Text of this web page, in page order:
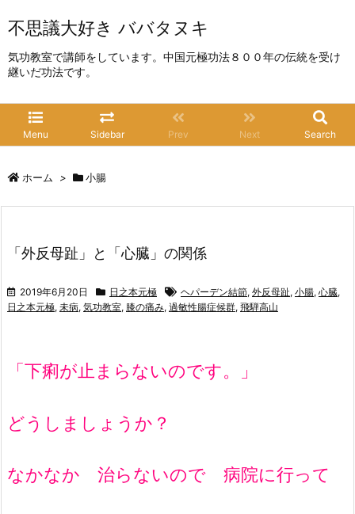
不思議大好き ババタヌキ
気功教室で講師をしています。中国元極功法８００年の伝統を受け
継いだ功法です。
Menu Sidebar Prev Next Search
ホーム > 小腸
「外反母趾」と「心臓」の関係
2019年6月20日 日之本元極 ヘパーデン結節, 外反母趾, 小腸, 心臓,
日之本元極, 未病, 気功教室, 膝の痛み, 過敏性腸症候群, 飛騨高山
「下痢が止まらないのです。」
どうしましょうか？
なかなか 治らないので 病院に行って